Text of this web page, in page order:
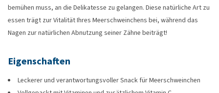
bemühen muss, an die Delikatesse zu gelangen. Diese natürliche Art zu
essen trägt zur Vitalität Ihres Meerschweinchens bei, während das
Nagen zur natürlichen Abnutzung seiner Zähne beiträgt!
Eigenschaften
Leckerer und verantwortungsvoller Snack für Meerschweinchen